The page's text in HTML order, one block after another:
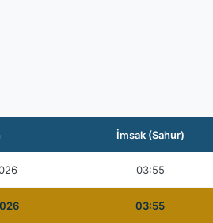
İmsak (Sahur)
03:55
03:55